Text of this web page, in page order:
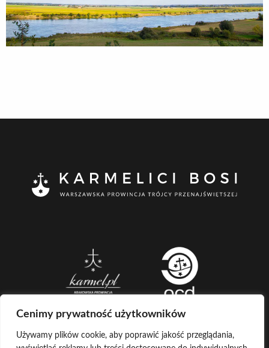
Cenimy prywatność użytkowników
Używamy plików cookie, aby poprawić jakość przeglądania,